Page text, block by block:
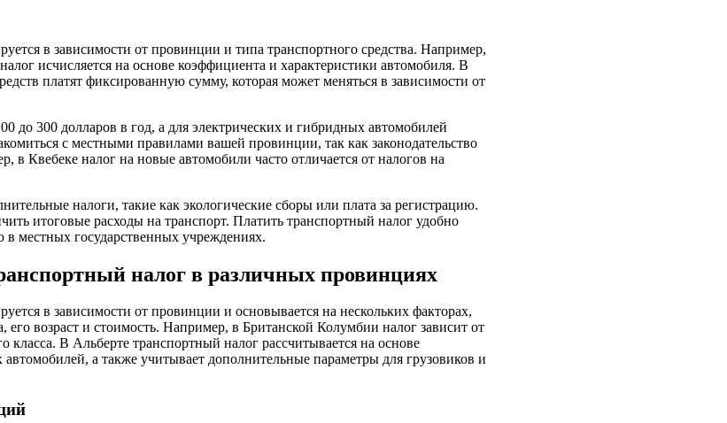
в зависимости от провинции и типа транспортного средства. Например,
исчисляется на основе коэффициента и характеристики автомобиля. В
платят фиксированную сумму, которая может меняться в зависимости от
до 300 долларов в год, а для электрических и гибридных автомобилей
с местными правилами вашей провинции, так как законодательство
в Квебеке налог на новые автомобили часто отличается от налогов на
налоги, такие как экологические сборы или плата за регистрацию.
итоговые расходы на транспорт. Платить транспортный налог удобно
местных государственных учреждениях.
налог в различных провинциях
в зависимости от провинции и основывается на нескольких факторах,
его возраст и стоимость. Например, в Британской Колумбии налог зависит от
класса. В Альберте транспортный налог рассчитывается на основе
а также учитывает дополнительные параметры для грузовиков и